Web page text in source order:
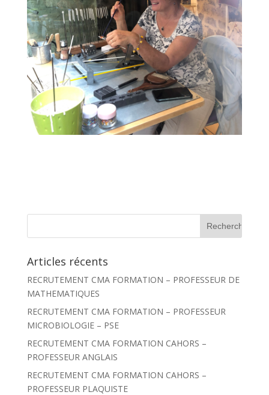
c
e
c
h
r
:
Articles récents
RECRUTEMENT CMA FORMATION – PROFESSEUR DE
MATHEMATIQUES
RECRUTEMENT CMA FORMATION – PROFESSEUR
MICROBIOLOGIE – PSE
RECRUTEMENT CMA FORMATION CAHORS –
PROFESSEUR ANGLAIS
RECRUTEMENT CMA FORMATION CAHORS –
PROFESSEUR PLAQUISTE